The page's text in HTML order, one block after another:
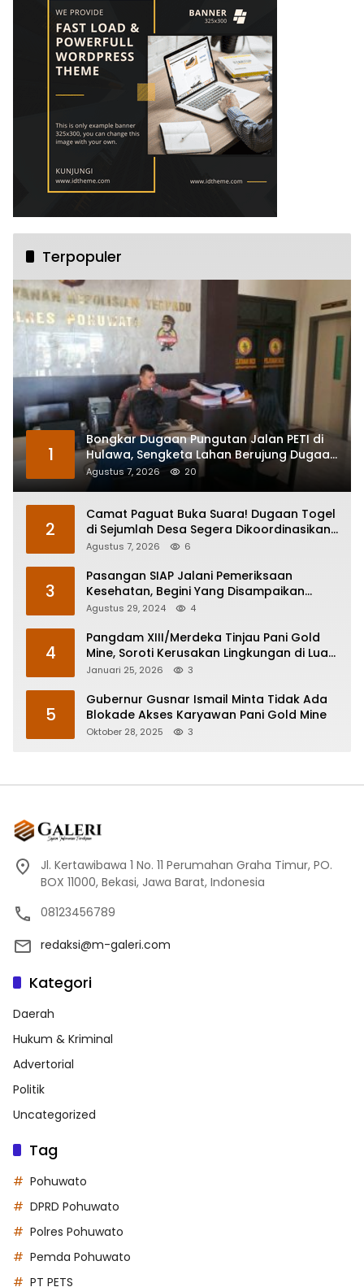
Terpopuler
1
Bongkar Dugaan Pungutan Jalan PETI di
Hulawa, Sengketa Lahan Berujung Dugaan
Pengeroyokan
Agustus 7, 2026 20
2
Camat Paguat Buka Suara! Dugaan Togel
di Sejumlah Desa Segera Dikoordinasikan
ke Polisi
Agustus 7, 2026 6
3
Pasangan SIAP Jalani Pemeriksaan
Kesehatan, Begini Yang Disampaikan
Mohammad Rustam Arsyad
Agustus 29, 2024 4
4
Pangdam XIII/Merdeka Tinjau Pani Gold
Mine, Soroti Kerusakan Lingkungan di Luar
Area Tambang
Januari 25, 2026 3
5
Gubernur Gusnar Ismail Minta Tidak Ada
Blokade Akses Karyawan Pani Gold Mine
Oktober 28, 2025 3
Jl. Kertawibawa 1 No. 11 Perumahan Graha Timur, PO.
BOX 11000, Bekasi, Jawa Barat, Indonesia
08123456789
redaksi@m-galeri.com
Kategori
Daerah
Hukum & Kriminal
Advertorial
Politik
Uncategorized
Tag
Pohuwato
DPRD Pohuwato
Polres Pohuwato
Pemda Pohuwato
PT PETS